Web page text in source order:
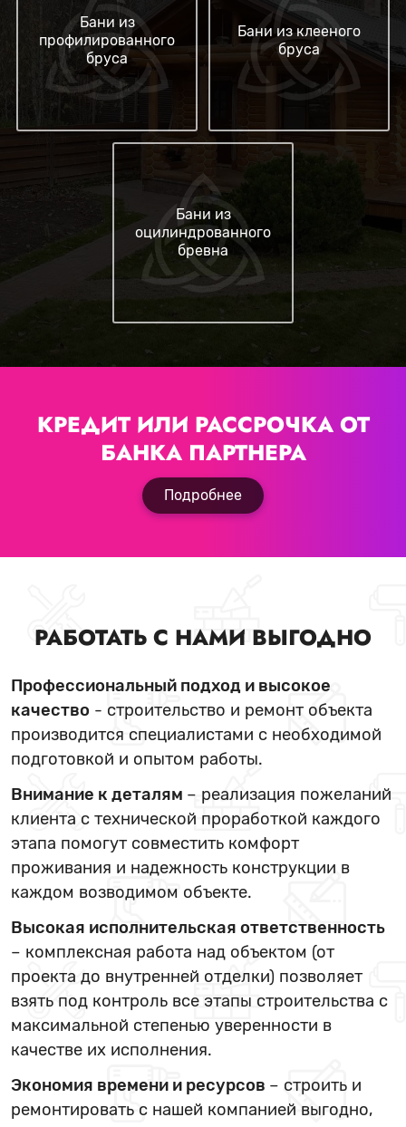
Бани из
профилированного
бруса
Бани из клееного
бруса
Бани из
оцилиндрованного
бревна
КРЕДИТ ИЛИ РАССРОЧКА ОТ
БАНКА ПАРТНЕРА
Подробнее
РАБОТАТЬ С НАМИ ВЫГОДНО
Профессиональный подход и высокое
качество - строительство и ремонт объекта
производится специалистами с необходимой
подготовкой и опытом работы.
Внимание к деталям – реализация пожеланий
клиента с технической проработкой каждого
этапа помогут совместить комфорт
проживания и надежность конструкции в
каждом возводимом объекте.
Высокая исполнительская ответственность
– комплексная работа над объектом (от
проекта до внутренней отделки) позволяет
взять под контроль все этапы строительства с
максимальной степенью уверенности в
качестве их исполнения.
Экономия времени и ресурсов – строить и
ремонтировать с нашей компанией выгодно,